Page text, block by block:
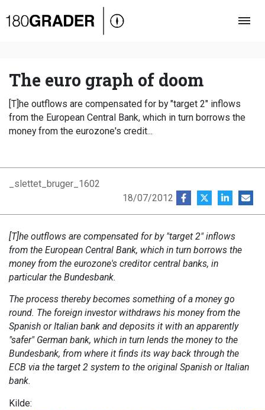
Oversigt
Debat
Video
Podcast
The euro graph of doom
[T]he outflows are compensated for by "target 2" inflows
from the European Central Bank, which in turn borrows the
money from the eurozone's credit...
_slettet_bruger_1602
18/07/2012
[T]he outflows are compensated for by "target 2" inflows
from the European Central Bank, which in turn borrows the
money from the eurozone's creditor central banks, in
particular the Bundesbank.
The process thereby becomes something of a money go
round. The foreign investor withdraws his money from the
Spanish or Italian bank and deposits it with an apparently
"safer" German bank, which in turn lends the money to the
Bundesbank, from where it finds its way back through the
ECB via the target 2 system to the original Spanish or Italian
bank.
Kilde: